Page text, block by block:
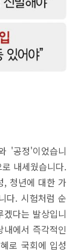
'공정'이었습니
내세웠습니다.
, 청년에 대한 가
다. 시험처럼 순
다는 발상입니
에서 즉각적인
로 국회에 입성